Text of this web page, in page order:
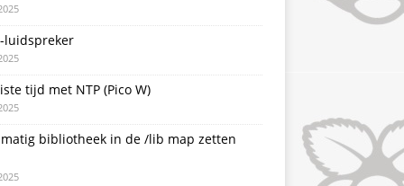
luidspreker
tijd met NTP (Pico W)
bibliotheek in de /lib map zetten